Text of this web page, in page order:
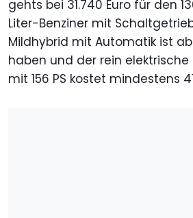
gehts bei 31.740 Euro für den
Liter-Benziner mit
Mildhybrid mit Automatik ist ab
haben und der rein elektrische
mit 156 PS kostet mindestens